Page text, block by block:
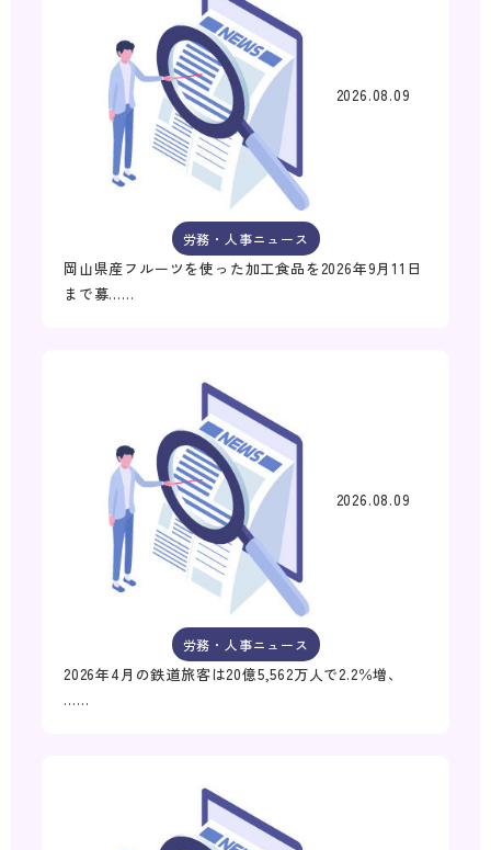
2026.08.09
労務・人事ニュース
岡山県産フルーツを使った加工食品を2026年9月11日
まで募……
2026.08.09
労務・人事ニュース
2026年4月の鉄道旅客は20億5,562万人で2.2％増、
……